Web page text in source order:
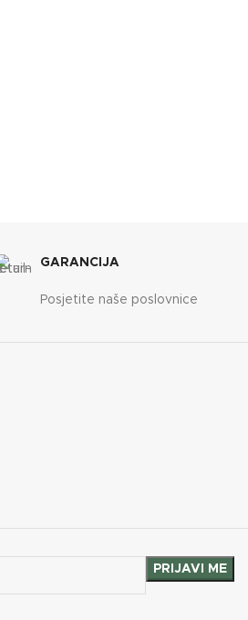
GARANCIJA
Posjetite naše poslovnice